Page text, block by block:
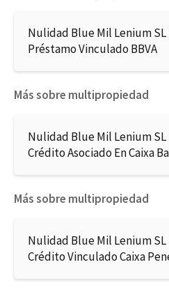
Nulidad Blue Mil Lenium
Préstamo Vinculado BBVA
Más sobre multipropiedad
Nulidad Blue Mil Lenium
Crédito Asociado En Caixa
Más sobre multipropiedad
Nulidad Blue Mil Lenium
Crédito Vinculado Caixa